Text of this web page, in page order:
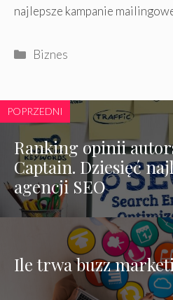
najlepsze kampanie
Kategorie
Biznes
POPRZEDNI
Ranking opinii
Captain. Dziesięć
agencji SEO
Ile trwa buzz